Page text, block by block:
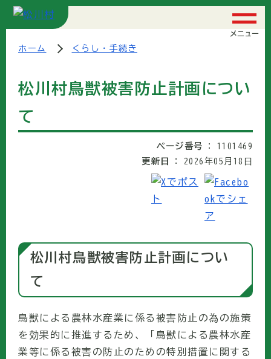
メニュー
ホーム くらし・手続き
松川村鳥獣被害防止計画につい
て
ページ番号
1101469
更新日
2026年05月18日
松川村鳥獣被害防止計画につい
て
鳥獣による農林水産業に係る被害防止の為の施策
を効果的に推進するため、「鳥獣による農林水産
業等に係る被害の防止のための特別措置に関する